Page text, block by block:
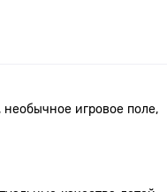
игровое поле,